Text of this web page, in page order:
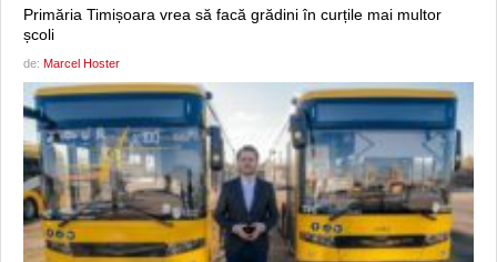
Primăria Timișoara vrea să facă grădini în curțile mai multor
școli
de: Marcel Hoster